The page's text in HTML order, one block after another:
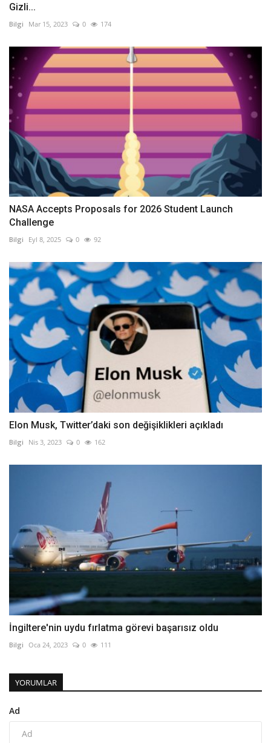
Gizli...
Bilgi Mar 15, 2023 0 174
NASA Accepts Proposals for 2026 Student Launch
Challenge
Bilgi Eyl 8, 2025 0 92
Elon Musk, Twitter’daki son değişiklikleri açıkladı
Bilgi Nis 3, 2023 0 162
İngiltere'nin uydu fırlatma görevi başarısız oldu
Bilgi Oca 24, 2023 0 111
YORUMLAR
Ad